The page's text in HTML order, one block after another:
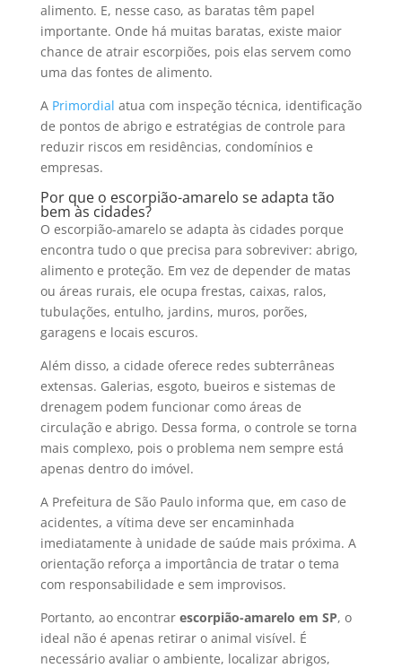
alimento. E, nesse caso, as baratas têm papel
importante. Onde há muitas baratas, existe maior
chance de atrair escorpiões, pois elas servem como
uma das fontes de alimento.
A Primordial atua com inspeção técnica, identificação
de pontos de abrigo e estratégias de controle para
reduzir riscos em residências, condomínios e
empresas.
Por que o escorpião-amarelo se adapta tão
bem às cidades?
O escorpião-amarelo se adapta às cidades porque
encontra tudo o que precisa para sobreviver: abrigo,
alimento e proteção. Em vez de depender de matas
ou áreas rurais, ele ocupa frestas, caixas, ralos,
tubulações, entulho, jardins, muros, porões,
garagens e locais escuros.
Além disso, a cidade oferece redes subterrâneas
extensas. Galerias, esgoto, bueiros e sistemas de
drenagem podem funcionar como áreas de
circulação e abrigo. Dessa forma, o controle se torna
mais complexo, pois o problema nem sempre está
apenas dentro do imóvel.
A Prefeitura de São Paulo informa que, em caso de
acidentes, a vítima deve ser encaminhada
imediatamente à unidade de saúde mais próxima. A
orientação reforça a importância de tratar o tema
com responsabilidade e sem improvisos.
Portanto, ao encontrar escorpião-amarelo em SP, o
ideal não é apenas retirar o animal visível. É
necessário avaliar o ambiente, localizar abrigos,